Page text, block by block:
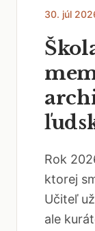
30. júl
Rok
ktorej
Učiteľ
ale